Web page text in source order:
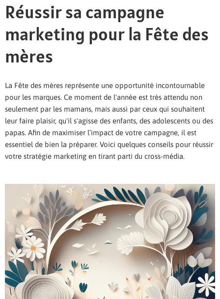
Réussir sa campagne
marketing pour la Fête des
mères
La Fête des mères représente une opportunité incontournable
pour les marques. Ce moment de l'année est très attendu non
seulement par les mamans, mais aussi par ceux qui souhaitent
leur faire plaisir, qu'il s'agisse des enfants, des adolescents ou des
papas. Afin de maximiser l’impact de votre campagne, il est
essentiel de bien la préparer. Voici quelques conseils pour réussir
votre stratégie marketing en tirant parti du cross-média.